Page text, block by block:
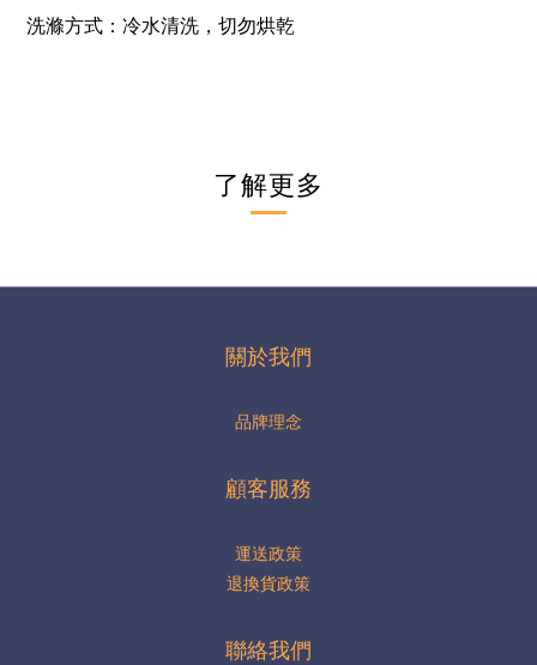
洗滌方式：冷水清洗，切勿烘乾
了解更多
關於我們
品牌理念
顧客服務
運送政策
退換貨政策
聯絡我們